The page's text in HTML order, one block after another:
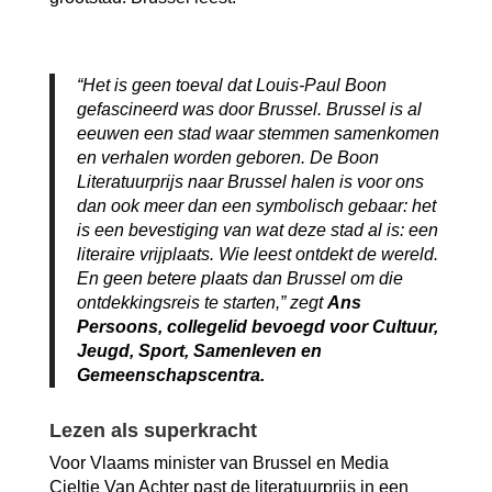
“Het is geen toeval dat Louis-Paul Boon
gefascineerd was door Brussel. Brussel is al
eeuwen een stad waar stemmen samenkomen
en verhalen worden geboren. De Boon
Literatuurprijs naar Brussel halen is voor ons
dan ook meer dan een symbolisch gebaar: het
is een bevestiging van wat deze stad al is: een
literaire vrijplaats. Wie leest ontdekt de wereld.
En geen betere plaats dan Brussel om die
ontdekkingsreis te starten,” zegtAns
Persoons, collegelid bevoegd voor Cultuur,
Jeugd, Sport, Samenleven en
Gemeenschapscentra.
Lezen als superkracht
Voor Vlaams minister van Brussel en Media
Cieltje Van Achter past de literatuurprijs in een